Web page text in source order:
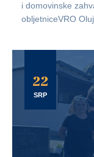
i domovinske
obljetniceVRO
22
SRP